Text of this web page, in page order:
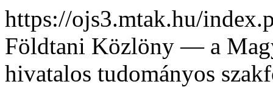
https://ojs3.mtak.hu/
Földtani Közlöny — a
hivatalos tudományos